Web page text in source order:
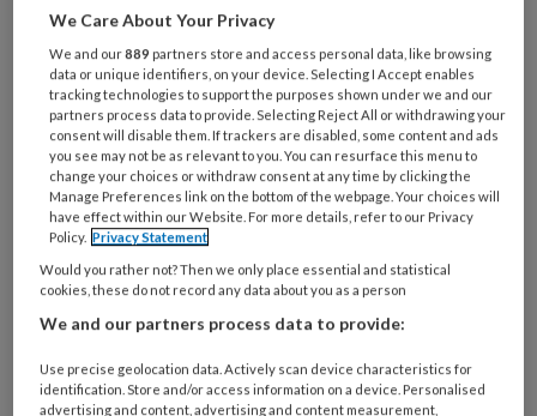
bijvoorbeeld onderzoek en rapportage over
whiplash.1Meestal zijn klachten echter
ongegrond.1,2
Bij uitspraken wordt de Beroepscode van de
GAV (Geneeskundig Adviseurs in particuliere
Verzekeringszaken) aangehaald als grondslag
voor beslissingen, waaruit het belang van deze
Beroepscode nog maar eens blijkt. In de
Beroepscode van de GAV is vastgelegd dat de
verzoeken een onderzoek te verrichten of
We Care About Your Privacy
We and our889 partners store and access personal data, like browsing
data or unique identifiers, on your device. Selecting I Accept enables
tracking technologies to support the purposes shown under we and our
partners process data to provide. Selecting Reject All or withdrawing your
consent will disable them. If trackers are disabled, some content and ads
you see may not be as relevant to you. You can resurface this menu to
change your choices or withdraw consent at any time by clicking the
Manage Preferences link on the bottom of the webpage. Your choices will
have effect within our Website. For more details, refer to our Privacy
Policy. Privacy Statement
Would you rather not? Then we only place essential and statistical
cookies, these do not record any data about you as a person
We and our partners process data to provide:
Use precise geolocation data. Actively scan device characteristics for
identification. Store and/or access information on a device. Personalised
advertising and content, advertising and content measurement,